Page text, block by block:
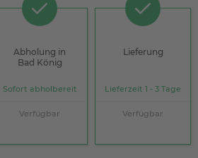
Abholung in
Bad König
Sofort abholbereit
Verfügbar
Lieferung
Lieferzeit 1 - 3 Tage
Verfügbar